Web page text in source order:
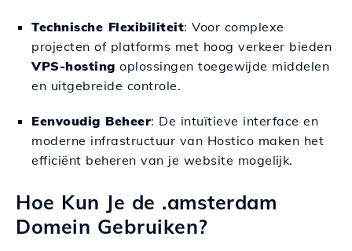
Technische Flexibiliteit: Voor complexe
projecten of platforms met hoog verkeer bieden
VPS-hosting oplossingen toegewijde middelen
en uitgebreide controle.
Eenvoudig Beheer: De intuïtieve interface en
moderne infrastructuur van Hostico maken het
efficiënt beheren van je website mogelijk.
Hoe Kun Je de .amsterdam
Domein Gebruiken?